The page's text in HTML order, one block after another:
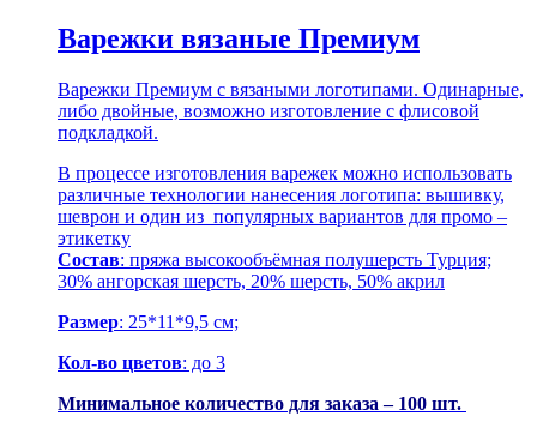
Варежки вязаные Премиум
Варежки Премиум с вязаными логотипами. Одинарные,
либо двойные, возможно изготовление с флисовой
подкладкой.
В процессе изготовления варежек можно использовать
различные технологии нанесения логотипа: вышивку,
шеврон и один из популярных вариантов для промо –
этикетку
Состав: пряжа высокообъёмная полушерсть Турция;
30% ангорская шерсть, 20% шерсть, 50% акрил
Размер: 25*11*9,5 см;
Кол-во цветов: до 3
Минимальное количество для заказа – 100 шт.